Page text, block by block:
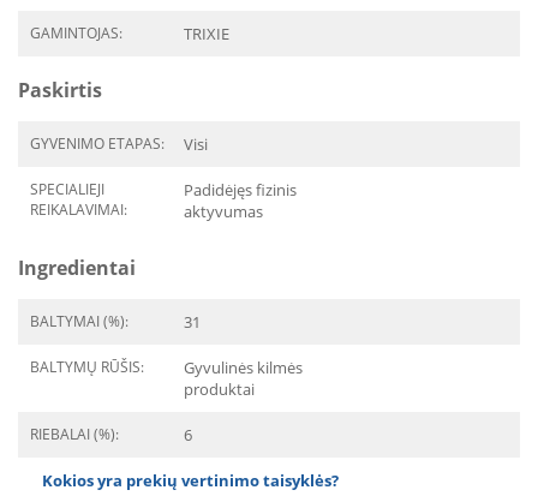
GAMINTOJAS: TRIXIE
Paskirtis
GYVENIMO ETAPAS: Visi
SPECIALIEJI
REIKALAVIMAI:
Padidėjęs fizinis
aktyvumas
Ingredientai
BALTYMAI (%): 31
BALTYMŲ RŪŠIS:
Gyvulinės kilmės
produktai
RIEBALAI (%): 6
Kokios yra prekių vertinimo taisyklės?